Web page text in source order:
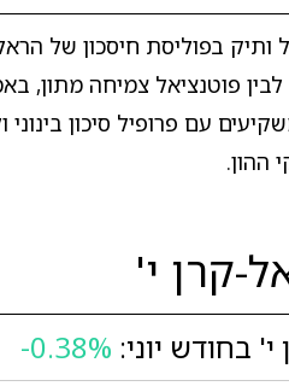
ותיק בפוליסת חיסכון של
לבין פוטנציאל צמיחה מתון,
עם פרופיל סיכון
ההון.
קרן י'
בחודש יוני: -0.38%